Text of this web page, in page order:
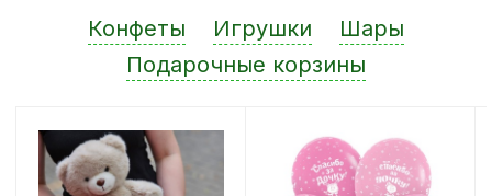
Конфеты Игрушки
Шары
Подарочные корзины